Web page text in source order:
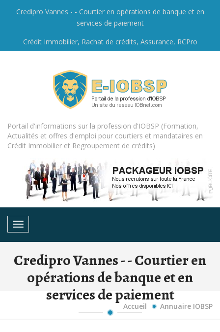
Credipro Vannes - - Courtier en opérations de banque et en
services de paiement
Crédit Immobilier, Rachat de crédits, Assurance, RCPro
Portail d'informations sur la profession d'IOBSP (Formation,
Actualités et offres d'emploi pour courtiers et mandataires en
Crédit Immobilier et Regroupement de crédits)
Toggle navigation
Credipro Vannes - - Courtier en
opérations de banque et en
services de paiement
Accueil Annuaire IOBSP